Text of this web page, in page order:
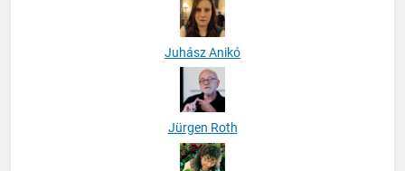
Juhász Anikó
Jürgen Roth